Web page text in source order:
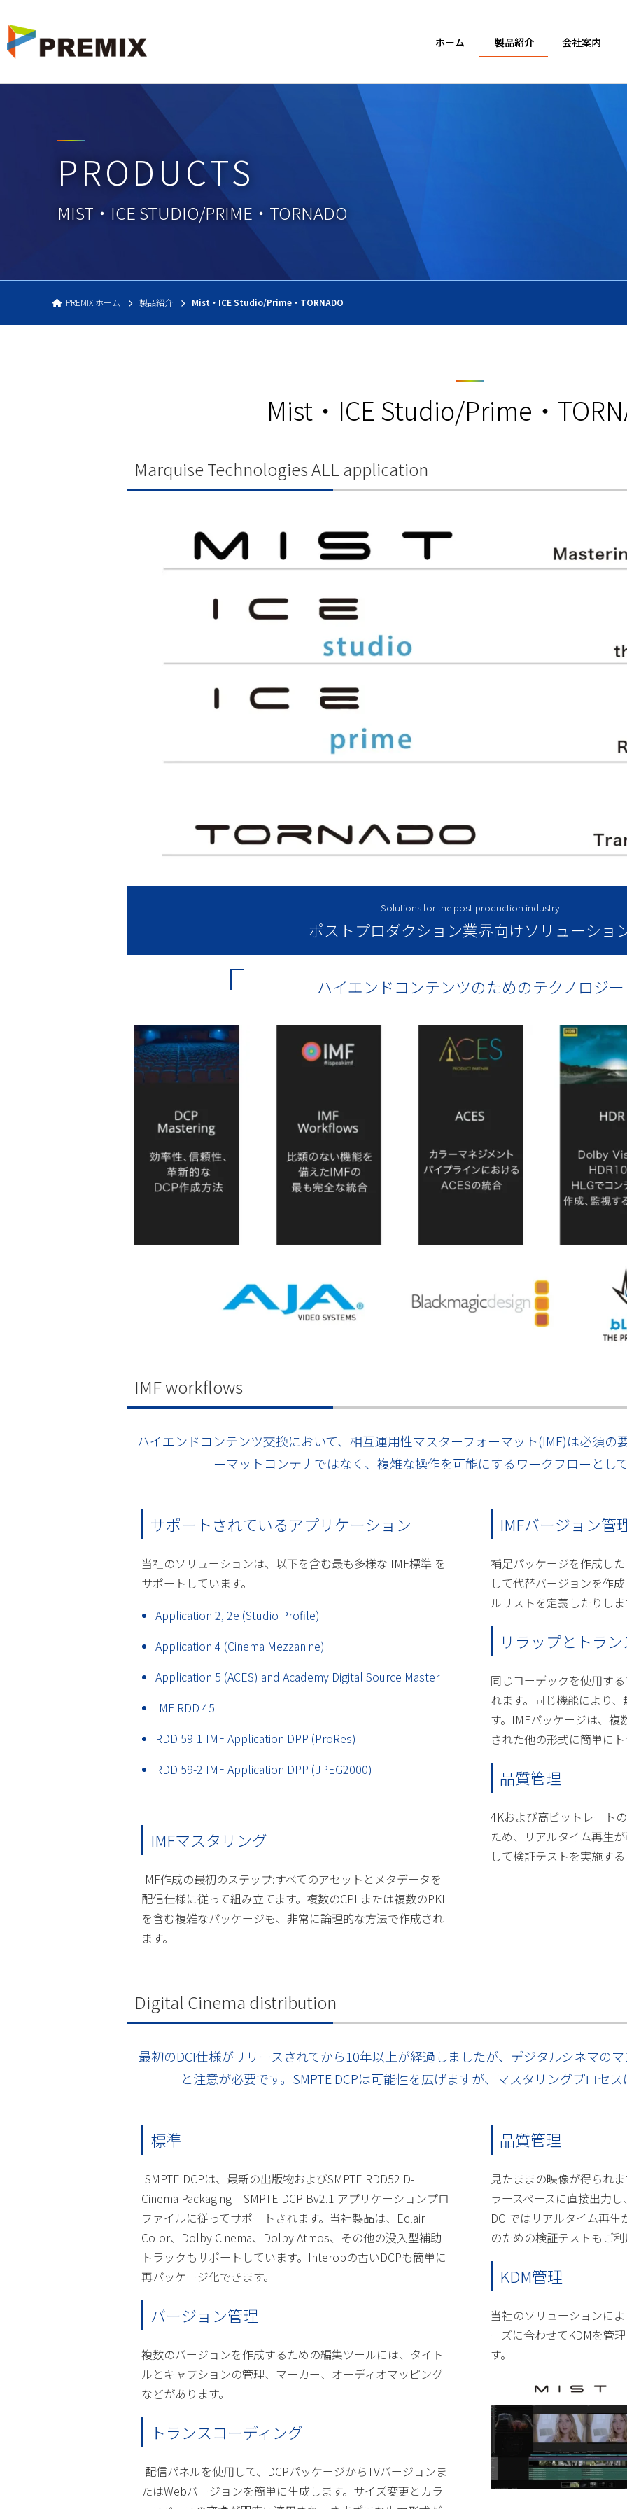
PREMIX 映像・システム 埼玉県桶川市
ホーム 製品紹介 会社案内
PRODUCTS
MIST・ICE STUDIO/PRIME・TORNADO
PREMIX ホーム 製品紹介 Mist・ICE Studio/Prime・TORNADO
Mist・ICE Studio/Prime・
Marquise Technologies ALL application
Solutions for the post-production industry
ポストプロダクション業界向けソリューショ
ハイエンドコンテンツのためのテクノロジー
IMF workﬂows
ハイエンドコンテンツ交換において、相互運用性マスターフォーマット(IMF)は必須の
ーマットコンテナではなく、複雑な操作を可能にするワークフローとし
サポートされているアプリケーション
当社のソリューションは、以下を含む最も多様な IMF標準 を
サポートしています。
Application 2, 2e (Studio Profile)
Application 4 (Cinema Mezzanine)
Application 5 (ACES) and Academy Digital Source Master
IMF RDD 45
RDD 59-1 IMF Application DPP (ProRes)
RDD 59-2 IMF Application DPP (JPEG2000)
IMFマスタリング
IMF作成の最初のステップ:すべてのアセットとメタデータを
配信仕様に従って組み立てます。複数のCPLまたは複数のPKL
を含む複雑なパッケージも、非常に論理的な方法で作成され
ます。
IMFバージョン管
補足パッケージを作成し
して代替バージョンを作
ルリストを定義したりし
リラップとトラ
同じコーデックを使用す
れます。同じ機能により
す。IMFパッケージは、複
された他の形式に簡単に
品質管理
4Kおよび高ビットレート
ため、リアルタイム再生
して検証テストを実施す
Digital Cinema distribution
最初のDCI仕様がリリースされてから10年以上が経過しましたが、デジタルシネマの
と注意が必要です。SMPTE DCPは可能性を広げますが、マスタリングプロセ
標準
ISMPTE DCPは、最新の出版物およびSMPTE RDD52 D-
Cinema Packaging – SMPTE DCP Bv2.1 アプリケーションプロ
ファイルに従ってサポートされます。当社製品は、Eclair
Color、Dolby Cinema、Dolby Atmos、その他の没入型補助
トラックもサポートしています。Interopの古いDCPも簡単に
再パッケージ化できます。
バージョン管理
複数のバージョンを作成するための編集ツールには、タイト
ルとキャプションの管理、マーカー、オーディオマッピング
などがあります。
トランスコーディング
I配信パネルを使用して、DCPパッケージからTVバージョンま
たはWebバージョンを簡単に生成します。サイズ変更とカラ
品質管理
見たままの映像が得られ
ラースペースに直接出力
DCIではリアルタイム再
のための検証テストもご
KDM管理
当社のソリューションに
ーズに合わせてKDMを管
す。